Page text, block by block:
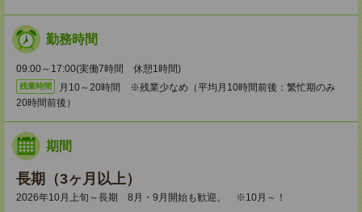
勤務時間
09:00～17:00(実働7時間 休憩1時間)
残業時間
月10～20時間 ※残業少なめ（平均月10時間前後：繁忙期のみ
20時間前後）
期間
長期（3ヶ月以上）
2026年10月上旬～長期 8月・9月開始も歓迎。 ※10月～！